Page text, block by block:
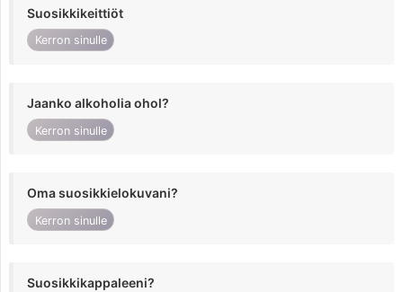
Suosikkikeittiöt
Kerron sinulle
Jaanko alkoholia ohol?
Kerron sinulle
Oma suosikkielokuvani?
Kerron sinulle
Suosikkikappaleeni?